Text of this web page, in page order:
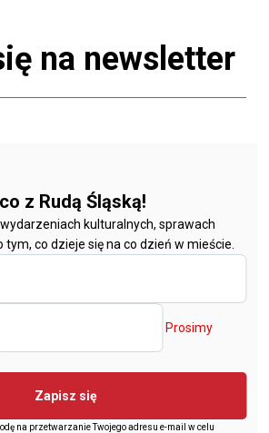
na newsletter
z Rudą Śląską!
kulturalnych, sprawach
co dzieje się na co dzień w mieście.
Prosimy
Zapisz się
na przetwarzanie Twojego adresu e-mail w celu